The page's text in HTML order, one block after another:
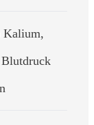
Kalium,